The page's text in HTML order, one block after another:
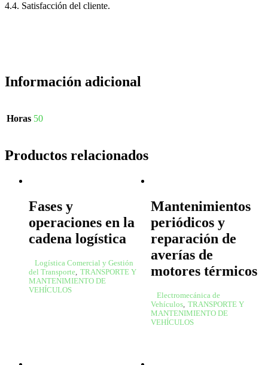
4.4. Satisfacción del cliente.
Información adicional
Horas 50
Productos relacionados
Fases y
operaciones en la
cadena logística
Logística Comercial y Gestión
del Transporte TRANSPORTE Y
MANTENIMIENTO DE
VEHÍCULOS
Mantenimientos
periódicos y
reparación de
averías de
motores térmicos
Electromecánica de
Vehículos, TRANSPORTE Y
MANTENIMIENTO DE
VEHÍCULOS